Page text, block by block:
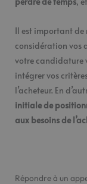
Il est important de
considération vos
votre candidature
intégrer vos
l’acheteur. En
initiale de
aux besoins de
Répondre à un